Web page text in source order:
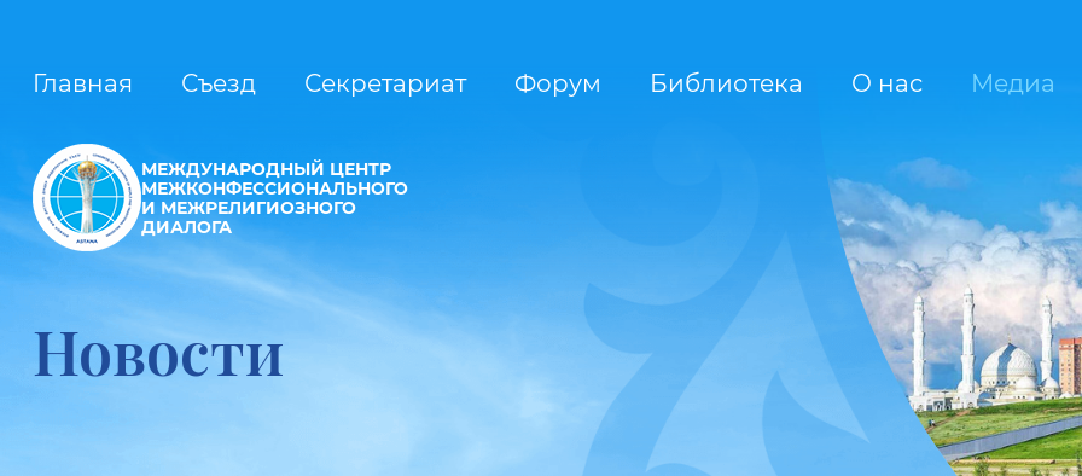
Главная Съезд Секретариат Форум Библиотека О нас Медиа
МЕЖДУНАРОДНЫЙ ЦЕНТР
МЕЖКОНФЕССИОНАЛЬНОГО
И МЕЖРЕЛИГИОЗНОГО
ДИАЛОГА
Новости